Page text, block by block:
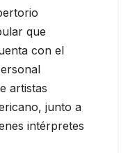
que
con el
artistas
junto a
intérpretes